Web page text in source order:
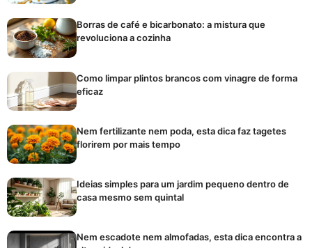
Borras de café e bicarbonato: a mistura que
revoluciona a cozinha
Como limpar plintos brancos com vinagre de forma
eficaz
Nem fertilizante nem poda, esta dica faz tagetes
florirem por mais tempo
Ideias simples para um jardim pequeno dentro de
casa mesmo sem quintal
Nem escadote nem almofadas, esta dica encontra a